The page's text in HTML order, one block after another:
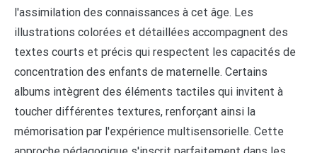
l'assimilation des connaissances à cet âge. Les
illustrations colorées et détaillées accompagnent des
textes courts et précis qui respectent les capacités de
concentration des enfants de maternelle. Certains
albums intègrent des éléments tactiles qui invitent à
toucher différentes textures, renforçant ainsi la
mémorisation par l'expérience multisensorielle. Cette